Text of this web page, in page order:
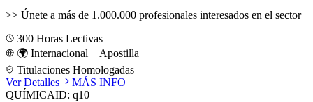
>> Únete a más de 1.000.000 profesionales interesados en el sector
300 Horas Lectivas
🌍 Internacional + Apostilla
Titulaciones Homologadas
Ver Detalles
MÁS INFO
QUÍMICAID: q10